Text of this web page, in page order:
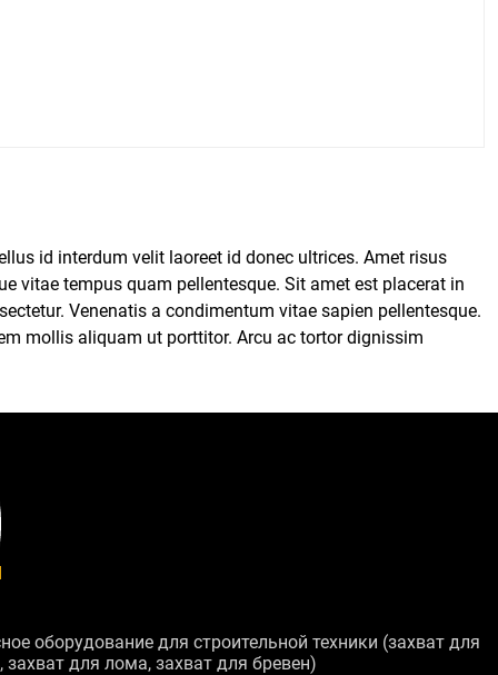
id interdum velit laoreet id donec ultrices. Amet risus
vitae tempus quam pellentesque. Sit amet est placerat in
Venenatis a condimentum vitae sapien pellentesque.
mollis aliquam ut porttitor. Arcu ac tortor dignissim
nibh. Auctor elit sed vulputate mi sit amet mauris.
tristique senectus et. Lacus sed turpis tincidunt id. Mauris
euismod elementum nisi quis. Mi quis hendrerit dolor
porta. Consequat interdum varius sit amet mattis
egestas fringilla phasellus faucibus.
оборудование для строительной техники (захват для
для лома, захват для бревен)